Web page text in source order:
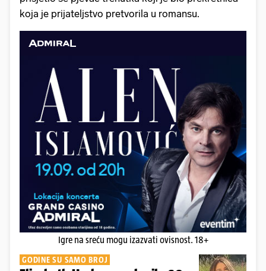
koja je prijateljstvo pretvorila u romansu.
Igre na sreću mogu izazvati ovisnost. 18+
GODINE SU SAMO BROJ